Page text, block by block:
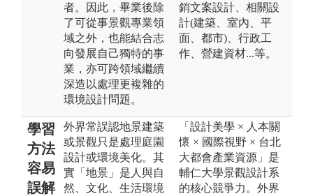
者。因此，畢業後除
了可從事景觀專業領
域之外，也能結合志
向發展自己獨特的事
業，亦可跨領域繼續
深造以處理更複雜的
環境設計問題。
銷文案設計、相關設
計(建築、室內、平
面、都市)、行政工
作、營建資材...等。
學習
方法
容易
誤解
外界常誤認地景建築
或景觀只是處理庭園
設計或環境美化。其
實「地景」是人與自
然、文化、生活環境
「設計美學 × 人本關
懷 × 國際視野 × 台北
大都會產業資源」是
輔仁大學景觀設計系
的核心競爭力。外界